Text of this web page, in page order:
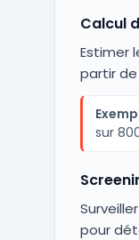
Calcul
Estimer
partir
sur
pour